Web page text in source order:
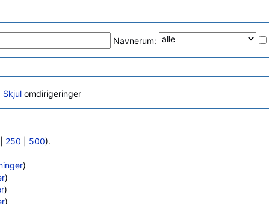
Navnerum:
Skjul omdirigeringer
250 500).
)
)
)
)